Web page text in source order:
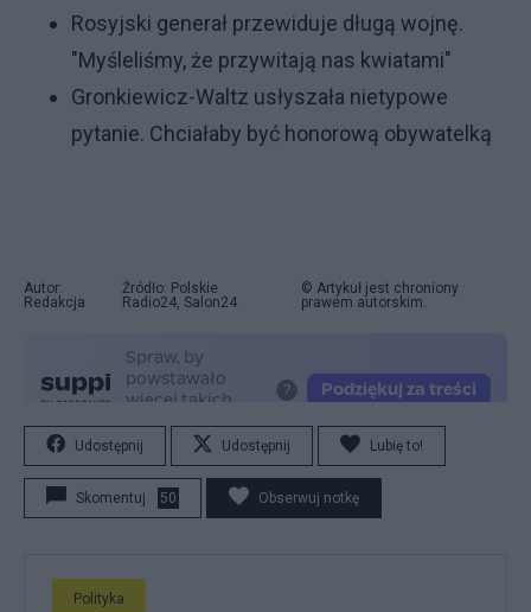
Rosyjski generał przewiduje długą wojnę.
"Myśleliśmy, że przywitają nas kwiatami"
Gronkiewicz-Waltz usłyszała nietypowe
pytanie. Chciałaby być honorową obywatelką
Autor:
Redakcja
Źródło: Polskie
Radio24, Salon24
© Artykuł jest chroniony
prawem autorskim.
Udostępnij Udostępnij Lubię to!
Skomentuj 50 Obserwuj notkę
Polityka